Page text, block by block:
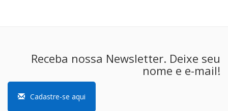
Receba nossa Newsletter. Deixe seu
nome e e-mail!
Cadastre-se aqui